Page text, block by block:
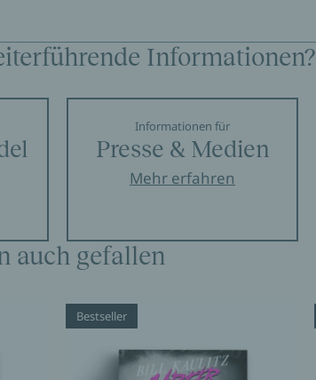
Informationen?
Informationen für
Presse & Medien
Mehr erfahren
auch gefallen
Bestseller